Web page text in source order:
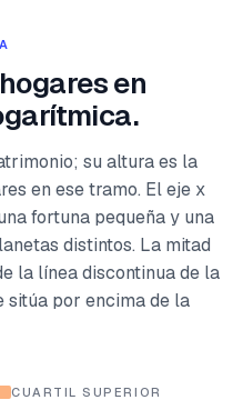
en
su altura es la
en ese tramo. El eje x
fortuna pequeña y una
distintos. La mitad
la línea discontinua de la
sitúa por encima de la
CUARTIL SUPERIOR